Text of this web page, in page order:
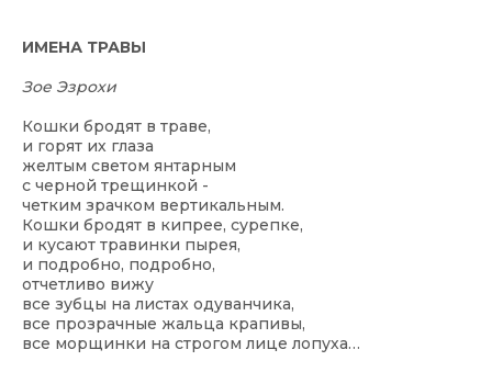
ИМЕНА ТРАВЫ
Зое Эзрохи
Кошки бродят в траве,
и горят их глаза
желтым светом янтарным
с черной трещинкой -
четким зрачком вертикальным.
Кошки бродят в кипрее, сурепке,
и кусают травинки пырея,
и подробно, подробно,
отчетливо вижу
все зубцы на листах одуванчика,
все прозрачные жальца крапивы,
все морщинки на строгом лице лопуха…